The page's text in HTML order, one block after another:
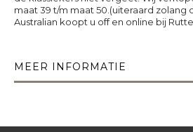
maat 39 t/m maat 50.(uiteraard zolang
Australian koopt u off en online bij
MEER INFORMATIE